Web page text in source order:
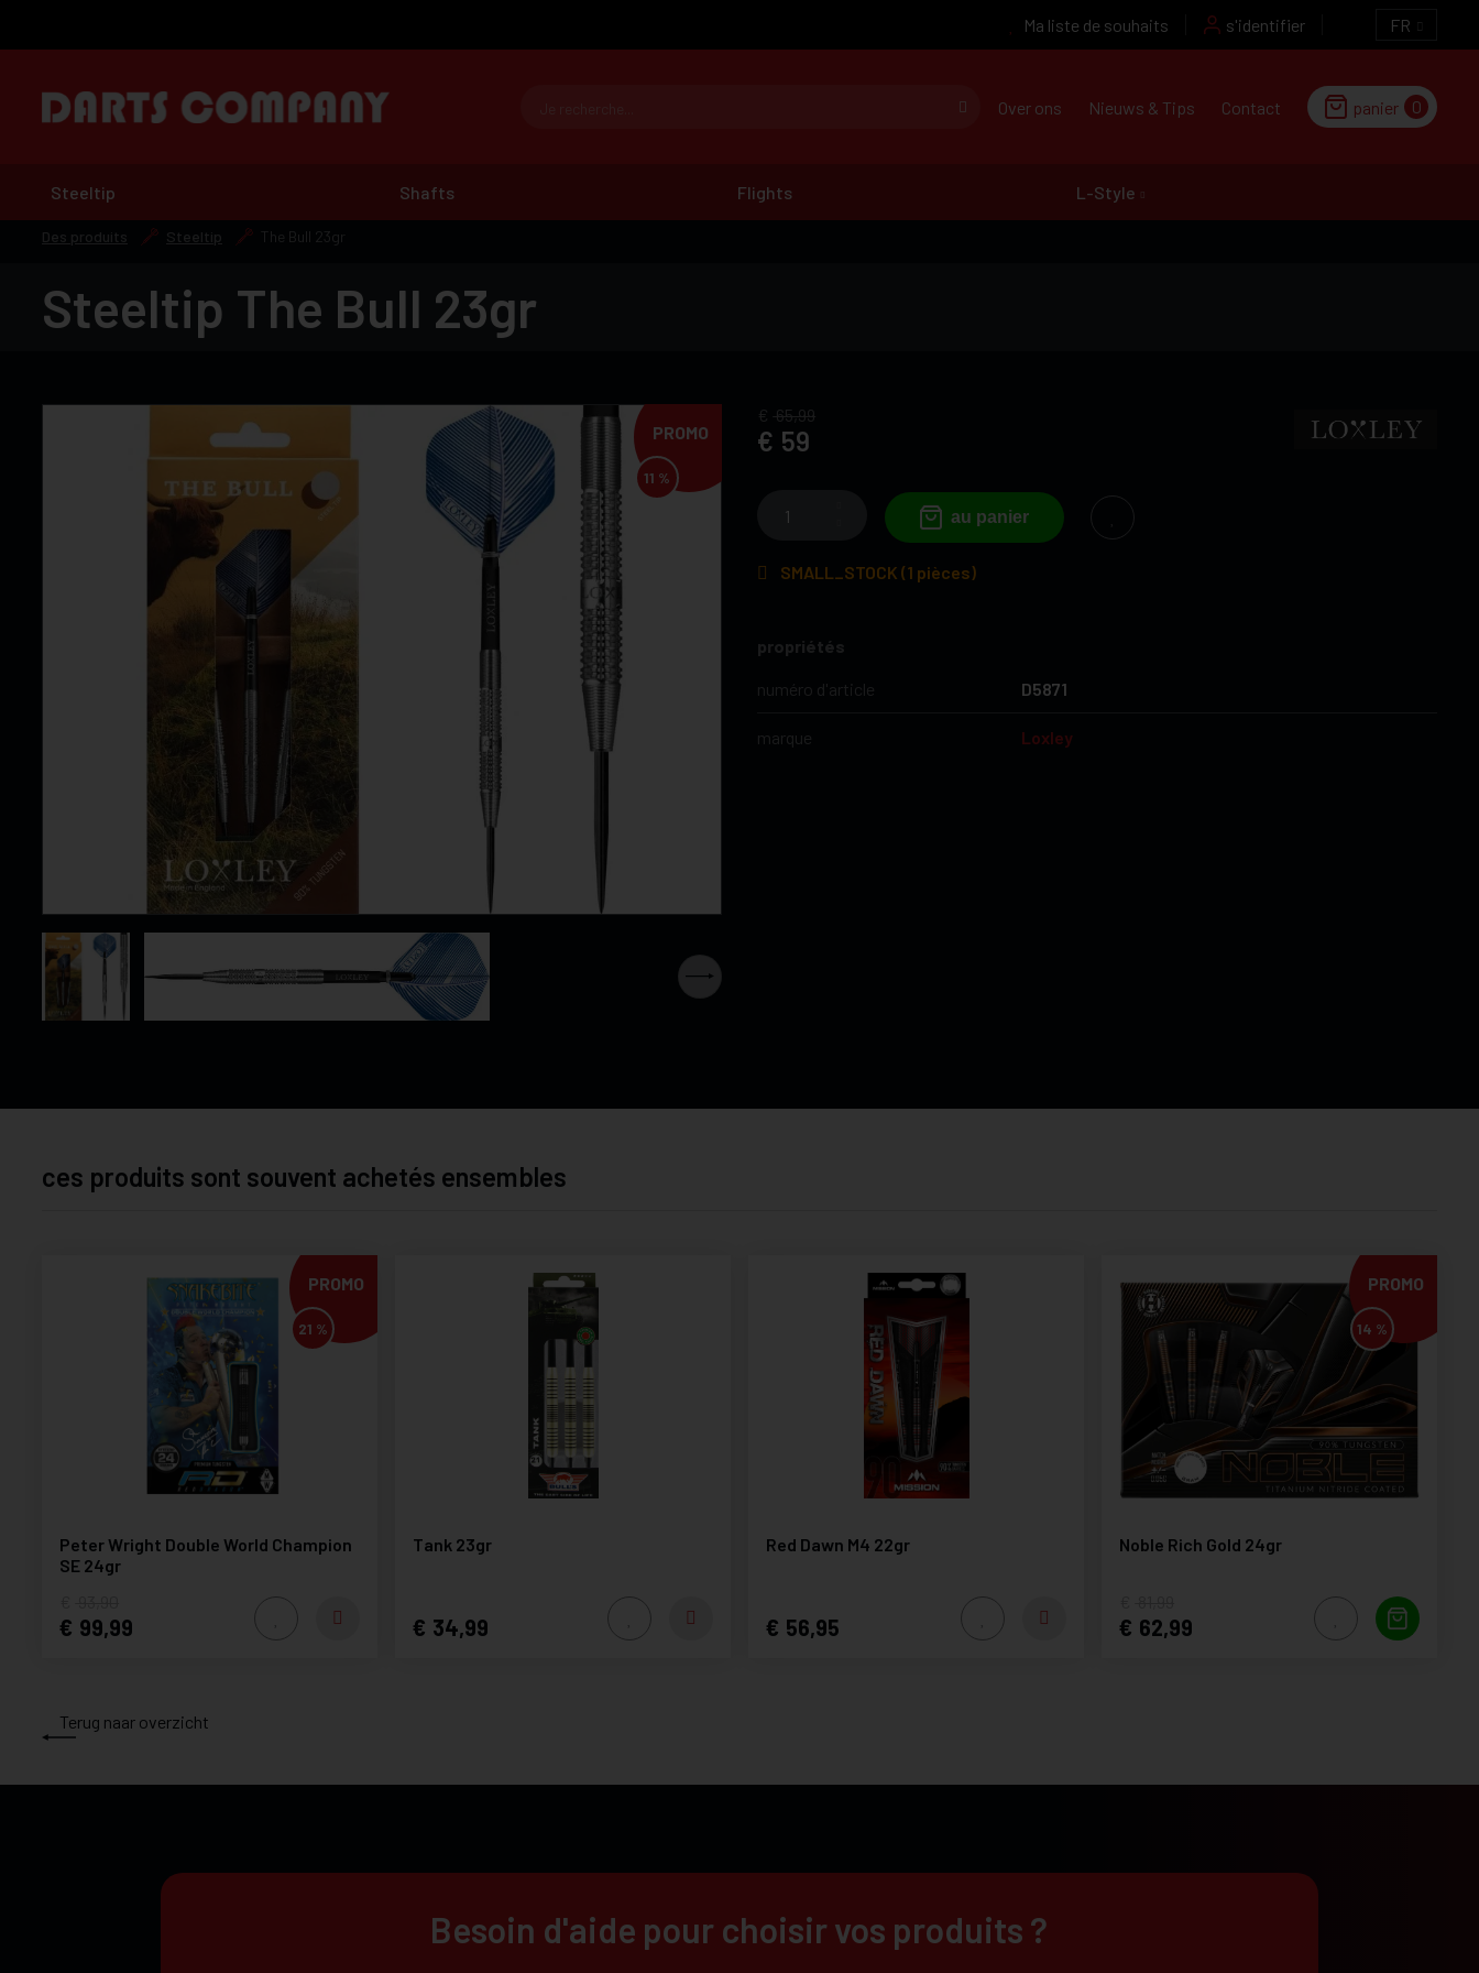
Ma liste de souhaits s'identifier FR
Over ons Nieuws & Tips Contact panier 0
Steeltip Shafts Flights L-Style
Des produits Steeltip The Bull 23gr
Steeltip The Bull 23gr
PROMO
11 %
65,99
59
au panier
SMALL_STOCK (1 pièces)
propriétés
numéro d'article D5871
marque Loxley
ces produits sont souvent achetés ensembles
PROMO
21 %
Peter Wright Double World Champion
SE 24gr
99,99
Tank 23gr
34,99
Red Dawn M4 22gr
56,95
PROMO
14 %
Noble Rich Gold 24gr
62,99
Terug naar overzicht
Besoin d'aide pour choisir vos produits ?